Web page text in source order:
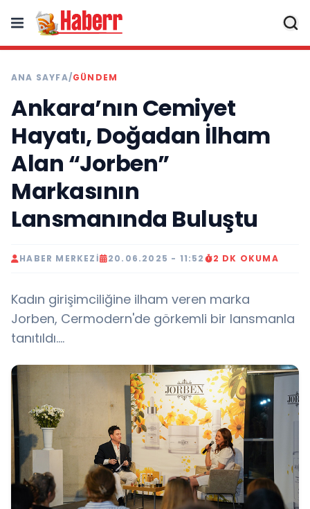
ANA SAYFA/GÜNDEM
Ankara’nın Cemiyet
Hayatı, Doğadan İlham
Alan “Jorben”
Markasının
Lansmanında Buluştu
HABER MERKEZI 20.06.2025 - 11:52 2 DK OKUMA
Kadın girişimciliğine ilham veren marka
Jorben, Cermodern'de görkemli bir lansmanla
tanıtıldı….